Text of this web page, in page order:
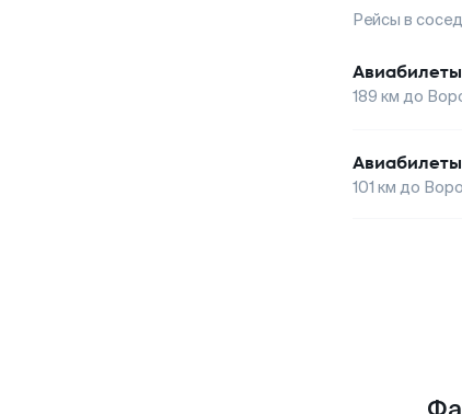
Рейсы в
Авиабилеты
189 км до
Авиабилеты
101 км до